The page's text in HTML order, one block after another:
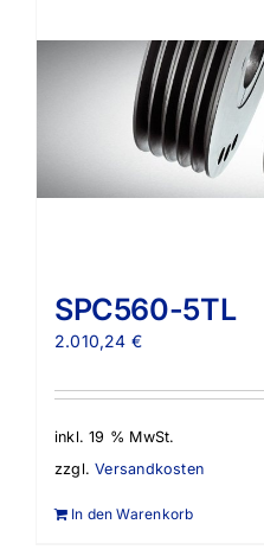
SPC560-5TL
2.010,24 €
inkl. 19 % MwSt.
zzgl.Versandkosten
In den Warenkorb